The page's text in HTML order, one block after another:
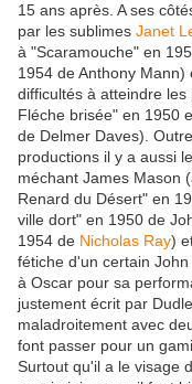
15 ans après. A ses
par les sublimes Janet
à "Scaramouche" en
1954 de Anthony Mann)
difficultés à atteindre
Fléche brisée" en 1950
de Delmer Daves).
productions il y a aussi
méchant James Mason
Renard du Désert" en
ville dort" en 1950 de
1954 de Nicholas Ray)
fétiche d'un certain
à Oscar pour sa
justement écrit par
maladroitement avec
font passer pour un
Surtout qu'il a le visage